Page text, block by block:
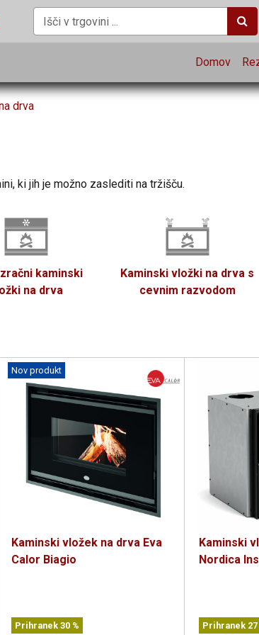
Domov
drva
ki jih je možno zaslediti na tržišču.
kaminski
na drva
Kaminski vložki na drva s
cevnim razvodom
Nov produkt
Kaminski vložek na drva Eva
Calor Biagio
Prihranek 30 %
Kaminski
Nordica
Prihranek 27